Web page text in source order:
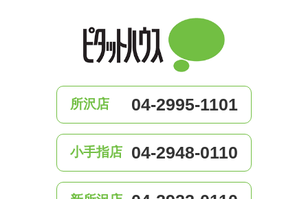
所沢店 04-2995-1101
小手指店 04-2948-0110